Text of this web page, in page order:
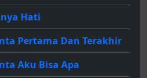
Hati
Pertama Dan Terakhir
Aku Bisa Apa